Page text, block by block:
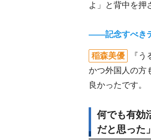
よ」と背中を押
――記念すべき
稲森美優
『
かつ外国人の方
良かったです。
何でも有効
だと思った」